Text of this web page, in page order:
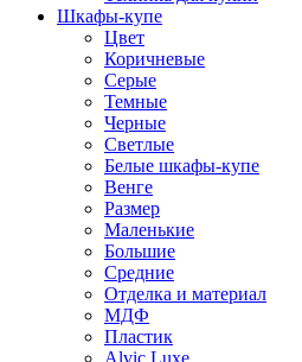
Шкафы-купе
Цвет
Коричневые
Серые
Темные
Черные
Светлые
Белые шкафы-купе
Венге
Размер
Маленькие
Большие
Средние
Отделка и материал
МДФ
Пластик
Alvic Luxe